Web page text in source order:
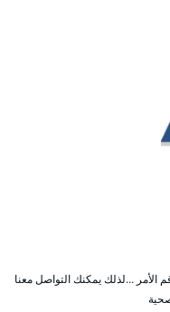
الأمر …لذلك يمكنك التواصل معنا